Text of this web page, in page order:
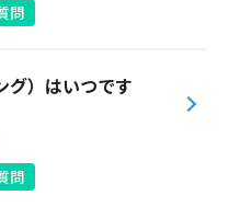
問
グ）はいつです
問